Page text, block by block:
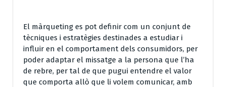
El màrqueting es pot definir com un conjunt de
tècniques i estratègies destinades a estudiar i
influir en el comportament dels consumidors, per
poder adaptar el missatge a la persona que l’ha
de rebre, per tal de que pugui entendre el valor
que comporta allò que li volem comunicar, amb